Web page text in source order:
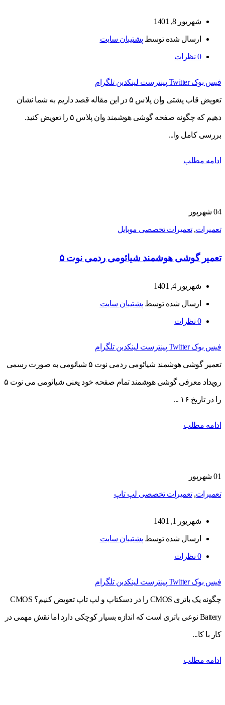
شهریور 8, 1401
ارسال شده توسط پشتیبان سایت
0 نظرات
فیس بوک Twitter پینترست لینکدین تلگرام
تعویض قاب پشتی وان پلاس ۵ در این مقاله قصد داریم به شما نشان
دهیم که چگونه صفحه گوشی هوشمند وان پلاس ۵ را تعویض کنید.
بررسی کامل وا...
ادامه مطلب
04 شهریور
تعمیرات,تعمیرات تخصصی موبایل
تعمیر گوشی هوشمند شیائومی ردمی نوت ۵
شهریور 4, 1401
ارسال شده توسط پشتیبان سایت
0 نظرات
فیس بوک Twitter پینترست لینکدین تلگرام
تعمیر گوشی هوشمند شیائومی ردمی نوت ۵ شیائومی به صورت رسمی
رویداد معرفی گوشی هوشمند تمام صفحه خود یعنی شیائومی می نوت ۵
را در تاریخ ۱۶ ...
ادامه مطلب
01 شهریور
تعمیرات,تعمیرات تخصصی لپ تاپ
شهریور 1, 1401
ارسال شده توسط پشتیبان سایت
0 نظرات
فیس بوک Twitter پینترست لینکدین تلگرام
چگونه یک باتری CMOS را در دسکتاپ و لپ تاپ تعویض کنیم؟ CMOS
Battery نوعی باتری است که اندازه بسیار کوچکی دارد اما نقش مهمی در
کار با کا...
ادامه مطلب